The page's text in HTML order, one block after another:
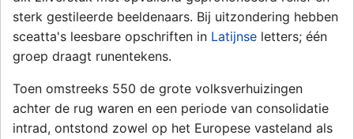
sterk gestileerde beeldenaars. Bij uitzondering hebben
sceatta's leesbare opschriften in Latijnse letters; één
groep draagt runentekens.
Toen omstreeks 550 de grote volksverhuizingen
achter de rug waren en een periode van consolidatie
intrad, ontstond zowel op het Europese vasteland als